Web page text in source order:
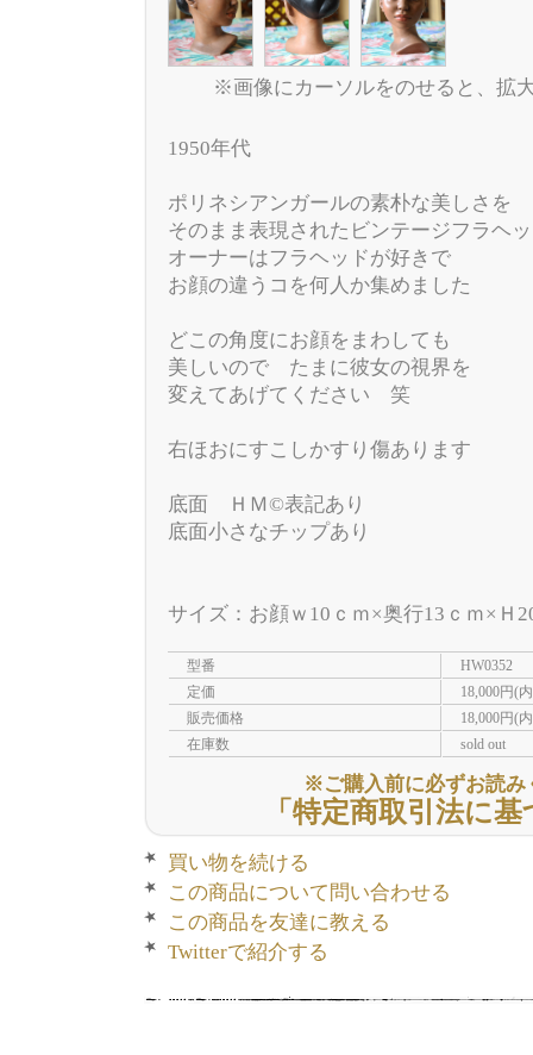
※画像にカーソルをのせると、拡
1950年代
ポリネシアンガールの素朴な美しさを
そのまま表現されたビンテージフラヘ
オーナーはフラヘッドが好きで
お顔の違うコを何人か集めました
どこの角度にお顔をまわしても
美しいので たまに彼女の視界を
変えてあげてください 笑
右ほおにすこしかすり傷あります
底面 ＨＭ©表記あり
底面小さなチップあり
サイズ：お顔ｗ10ｃｍ×奥行13ｃｍ×Ｈ
型番
HW0352
定価
18,000円(
販売価格
18,000円(
在庫数
sold out
※ご購入前に必ずお読み
「特定商取引法に
買い物を続ける
この商品について問い合わせる
この商品を友達に教える
Twitterで紹介する